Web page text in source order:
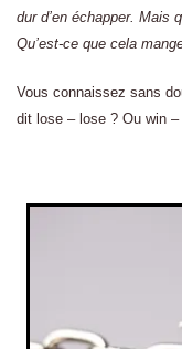
dur d’en échapper. Mais
Qu’est-ce que cela
Vous connaissez sans
dit lose – lose ? Ou win